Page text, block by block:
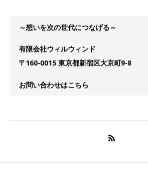
～想いを次の世代につなげる～
有限会社ウィルウィンド
〒160-0015 東京都新宿区大京町9-8
お問い合わせはこちら